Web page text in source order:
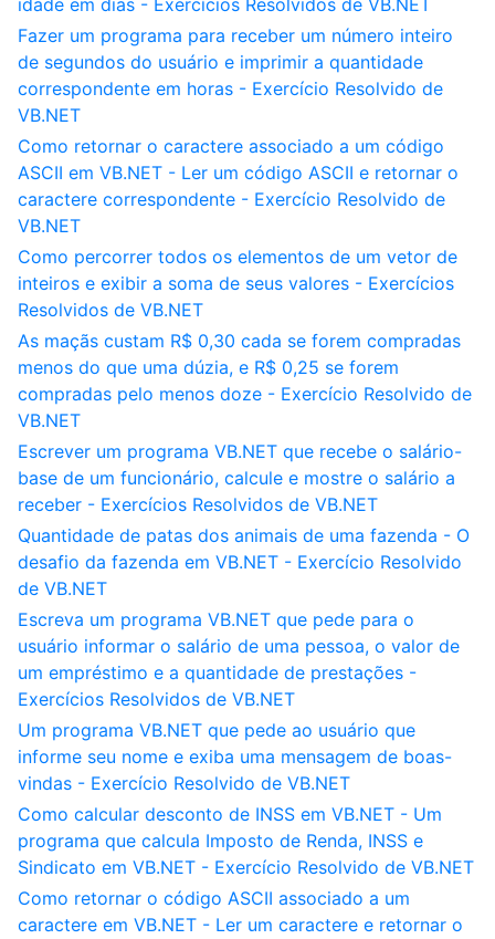
idade em dias - Exercícios Resolvidos de VB.NET
Fazer um programa para receber um número inteiro
de segundos do usuário e imprimir a quantidade
correspondente em horas - Exercício Resolvido de
VB.NET
Como retornar o caractere associado a um código
ASCII em VB.NET - Ler um código ASCII e retornar o
caractere correspondente - Exercício Resolvido de
VB.NET
Como percorrer todos os elementos de um vetor de
inteiros e exibir a soma de seus valores - Exercícios
Resolvidos de VB.NET
As maçãs custam R$ 0,30 cada se forem compradas
menos do que uma dúzia, e R$ 0,25 se forem
compradas pelo menos doze - Exercício Resolvido de
VB.NET
Escrever um programa VB.NET que recebe o salário-
base de um funcionário, calcule e mostre o salário a
receber - Exercícios Resolvidos de VB.NET
Quantidade de patas dos animais de uma fazenda - O
desafio da fazenda em VB.NET - Exercício Resolvido
de VB.NET
Escreva um programa VB.NET que pede para o
usuário informar o salário de uma pessoa, o valor de
um empréstimo e a quantidade de prestações -
Exercícios Resolvidos de VB.NET
Um programa VB.NET que pede ao usuário que
informe seu nome e exiba uma mensagem de boas-
vindas - Exercício Resolvido de VB.NET
Como calcular desconto de INSS em VB.NET - Um
programa que calcula Imposto de Renda, INSS e
Sindicato em VB.NET - Exercício Resolvido de VB.NET
Como retornar o código ASCII associado a um
caractere em VB.NET - Ler um caractere e retornar o